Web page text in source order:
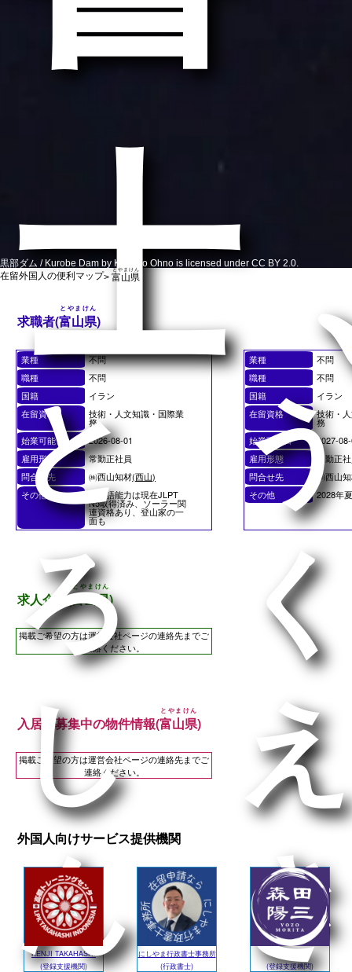
士
とう
ろく
しえ
んき
黒部ダム / Kurobe Dam by Kentaro Ohno is licensed under CC BY 2.0.
在留外国人の便利マップ> 富山県
とやまけん
求職者(富山県
とやまけん
)
業種
不問
職種
不問
国籍
イラン
在留資格
技術・人文知識・国際業
務
始業可能日
2026-08-01
雇用形態
常勤正社員
問合せ先
㈱西山知材(西山)
その他
日本語能力は現在JLPT
N5取得済み、ソーラー関
連資格あり、登山家の一
面も
業種
不問
職種
不問
国籍
イラン
在留資格
技術・
務
始業可能日
2027-
雇用形態
常勤正
問合せ先
㈱西山
その他
2028年
求人企業(富山県
とやまけん
)
掲載ご希望の方は運営会社ページの連絡先までご
連絡ください。
入居者募集中の物件情報(富山県
とやまけん
)
掲載ご希望の方は運営会社ページの連絡先までご
連絡ください。
外国人向けサービス提供機関
KENJI TAKAHASHI
(登録支援機関)
にしやま行政書士事務所
(行政書士)
(登録支援機関)